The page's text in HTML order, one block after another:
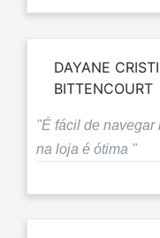
DAYANE
BITTENCOURT
"É fácil de navegar
na loja é ótima "